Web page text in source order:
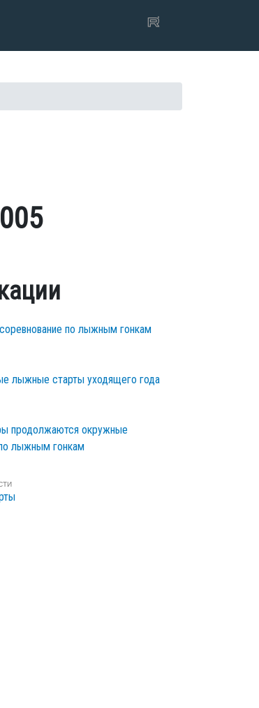
по лыжным гонкам
лыжные старты уходящего года
продолжаются окружные
лыжным гонкам